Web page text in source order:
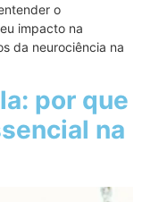
o
impacto na
da neurociência na
por que
na